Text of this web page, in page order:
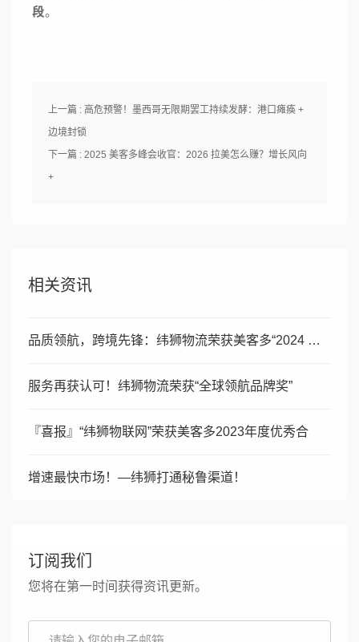
段。
上一篇 : 高危预警！墨西哥无限期罢工持续发酵：港口瘫痪 +
边境封锁
下一篇 : 2025 美客多峰会收官：2026 拉美怎么赚？增长风向
+
相关资讯
品质领航，跨境先锋：纬狮物流荣获美客多“2024 年度优秀商
服务再获认可！纬狮物流荣获“全球领航品牌奖”
『喜报​​​​』“​纬狮物联网”荣获美客多2023年度优秀合
增速最快市场！—纬狮打通秘鲁渠道！
订阅我们
您将在第一时间获得资讯更新。